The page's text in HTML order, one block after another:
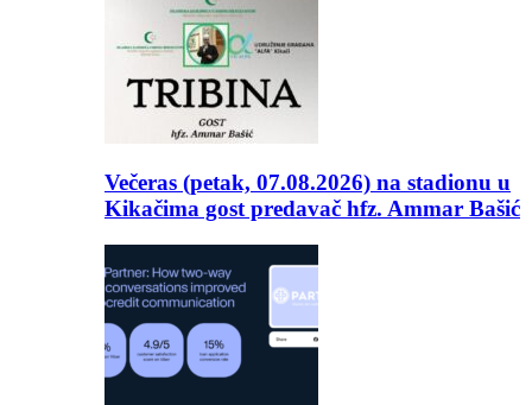
Večeras (petak, 07.08.2026) na stadionu u
Kikačima gost predavač hfz. Ammar Bašić